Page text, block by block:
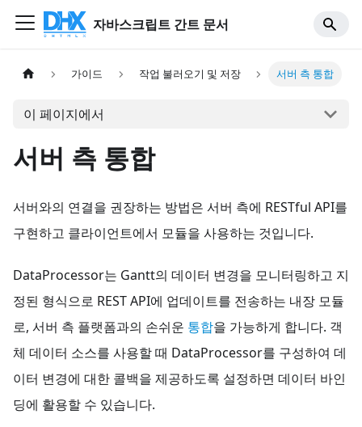
자바스크립트 간트 문서
가이드 작업 불러오기 및 저장 서버 측 통합
이 페이지에서
서버 측 통합
서버와의 연결을 권장하는 방법은 서버 측에 RESTful API를
구현하고 클라이언트에서 모듈을 사용하는 것입니다.
DataProcessor는 Gantt의 데이터 변경을 모니터링하고 지
정된 형식으로 REST API에 업데이트를 전송하는 내장 모듈
로, 서버 측 플랫폼과의 손쉬운 통합을 가능하게 합니다. 객
체 데이터 소스를 사용할 때 DataProcessor를 구성하여 데
이터 변경에 대한 콜백을 제공하도록 설정하면 데이터 바인
딩에 활용할 수 있습니다.